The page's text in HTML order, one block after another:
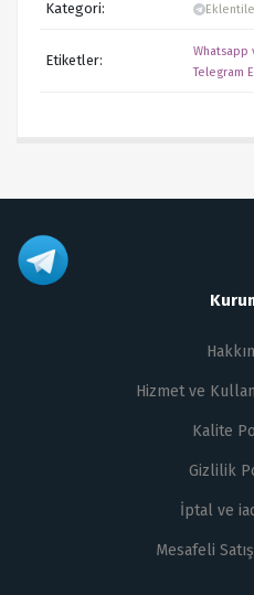
Kategori:
Etiketler:
Whatsapp
Telegram
Hizmet ve
Kalite
Gizlilik
İptal ve
Mesafeli